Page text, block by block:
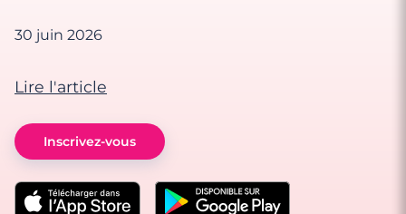
30 juin 2026
Lire l'article
Inscrivez-vous